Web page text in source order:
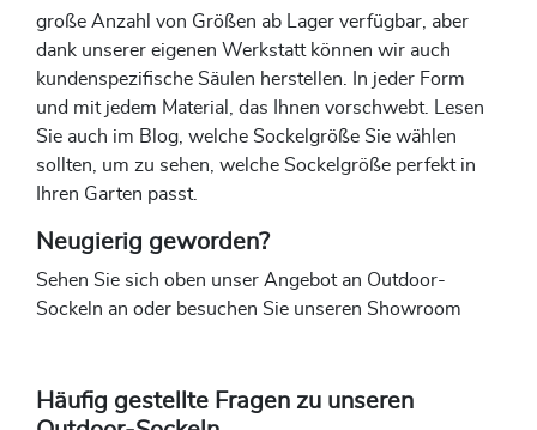
große Anzahl von Größen ab Lager verfügbar, aber
dank unserer eigenen Werkstatt können wir auch
kundenspezifische Säulen herstellen. In jeder Form
und mit jedem Material, das Ihnen vorschwebt. Lesen
Sie auch im Blog, welche Sockelgröße Sie wählen
sollten, um zu sehen, welche Sockelgröße perfekt in
Ihren Garten passt.
Neugierig geworden?
Sehen Sie sich oben unser Angebot an Outdoor-
Sockeln an oder besuchen Sie unseren Showroom
Häufig gestellte Fragen zu unseren